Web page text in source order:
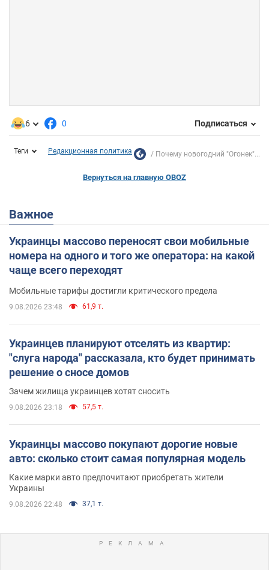
6 0 Подписаться
Теги Редакционная политика Почему новогодний "Огонек"...
Вернуться на главную OBOZ
Важное
Украинцы массово переносят свои мобильные
номера на одного и того же оператора: на какой
чаще всего переходят
Мобильные тарифы достигли критического предела
9.08.2026 23:48 61,9 т.
Украинцев планируют отселять из квартир:
"слуга народа" рассказала, кто будет принимать
решение о сносе домов
Зачем жилища украинцев хотят сносить
9.08.2026 23:18 57,5 т.
Украинцы массово покупают дорогие новые
авто: сколько стоит самая популярная модель
Какие марки авто предпочитают приобретать жители
Украины
9.08.2026 22:48 37,1 т.